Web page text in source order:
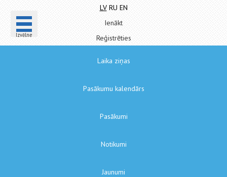
Izvēlne
LV RU EN
Ienākt
Reģistrēties
Laika ziņas
Pasākumu kalendārs
Pasākumi
Notikumi
Jaunumi